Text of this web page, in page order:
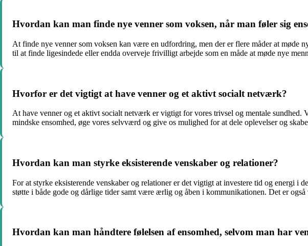
Hvordan kan man finde nye venner som voksen, når man føler sig
At finde nye venner som voksen kan være en udfordring, men der er flere måder at møde
til at finde ligesindede eller endda overveje frivilligt arbejde som en måde at møde nye
Hvorfor er det vigtigt at have venner og et aktivt socialt netværk?
At have venner og et aktivt socialt netværk er vigtigt for vores trivsel og mentale
mindske ensomhed, øge vores selvværd og give os mulighed for at dele oplevelser og
Hvordan kan man styrke eksisterende venskaber og relationer?
For at styrke eksisterende venskaber og relationer er det vigtigt at investere tid og energi
støtte i både gode og dårlige tider samt være ærlig og åben i kommunikationen. Det er
Hvordan kan man håndtere følelsen af ensomhed, selvom man har